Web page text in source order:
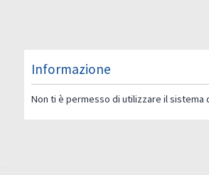
Informazione
Non ti è permesso di utilizzare il sistema